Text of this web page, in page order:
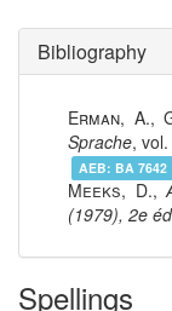
Bibliography
Erman, A.,
Sprache, vol.
AEB: BA 7642
Meeks, D.,
(1979), 2e
Spellings